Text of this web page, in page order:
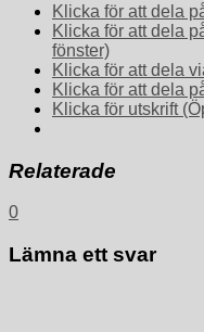
Klicka för att dela
Klicka för att dela
fönster)
Klicka för att dela
Klicka för att dela
Klicka för utskrift
Relaterade
0
Lämna ett svar